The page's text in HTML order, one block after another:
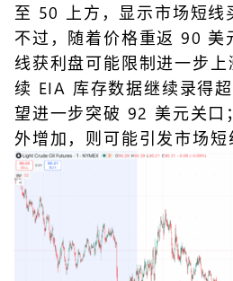
至 50 上方，显示市场短线
不过，随着价格重返 90 美
线获利盘可能限制进一步
续 EIA 库存数据继续录得
望进一步突破 92 美元关口
外增加，则可能引发市场短